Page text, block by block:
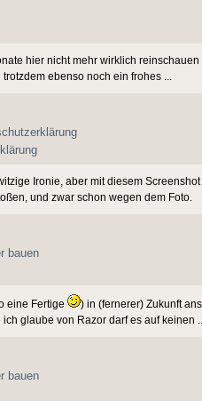
hier nicht mehr wirklich
ebenso noch ein frohes ...
Ironie, aber mit diesem
und zwar schon wegen dem Foto.
bauen
eine Fertige
) in (fernerer) Zukunft
glaube von Razor darf es auf keinen
bauen